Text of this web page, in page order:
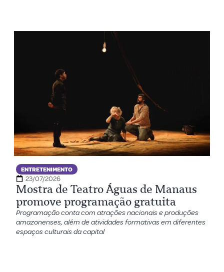
ENTRETENIMENTO
23/07/2026
Mostra de Teatro Águas de Manaus
promove programação gratuita
Programação conta com atrações nacionais e produções
amazonenses, além de atividades formativas em diferentes
espaços culturais da capital